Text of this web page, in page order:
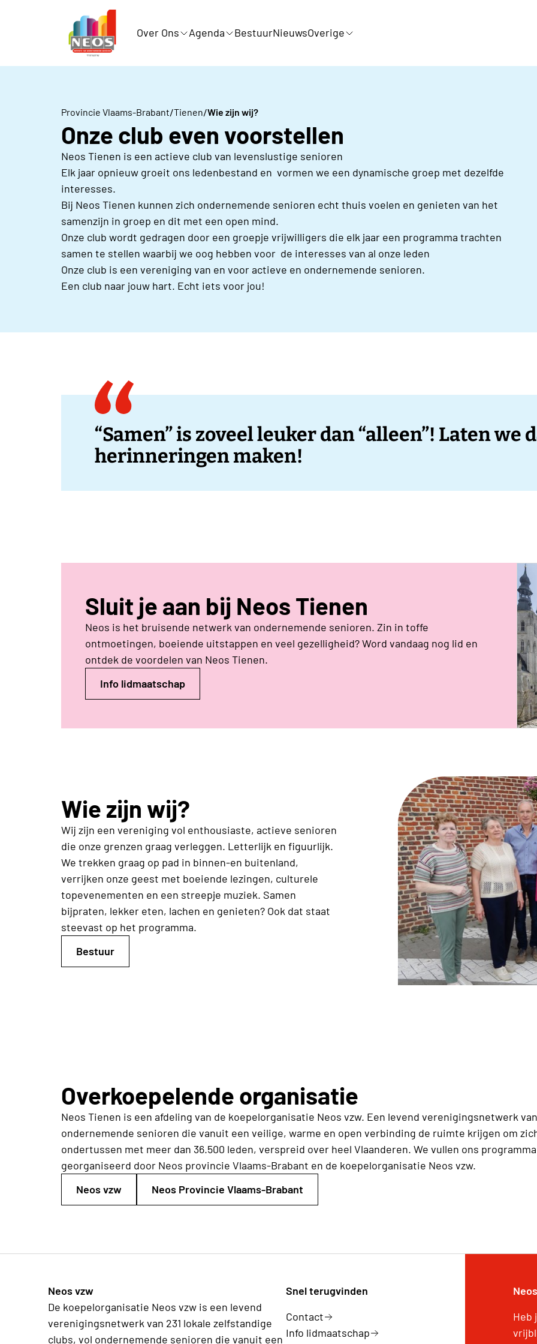
Over Ons Agenda BestuurNieuwsOverige
Provincie Vlaams-Brabant/Tienen/Wie zijn wij?
Onze club even voorstellen
Neos Tienen is een actieve club van levenslustige senioren
Elk jaar opnieuw groeit ons ledenbestand en vormen we een dynamische groep met dezelfde
interesses.
Bij Neos Tienen kunnen zich ondernemende senioren echt thuis voelen en genieten van het
samenzijn in groep en dit met een open mind.
Onze club wordt gedragen door een groepje vrijwilligers die elk jaar een programma trachten
samen te stellen waarbij we oog hebben voor de interesses van al onze leden
Onze club is een vereniging van en voor actieve en ondernemende senioren.
Een club naar jouw hart. Echt iets voor jou!
“Samen” is zoveel leuker dan “alleen”! Laten we
herinneringen maken!
Sluit je aan bij Neos Tienen
Neos is het bruisende netwerk van ondernemende senioren. Zin in toffe
ontmoetingen, boeiende uitstappen en veel gezelligheid? Word vandaag nog lid en
ontdek de voordelen van Neos Tienen.
Info lidmaatschap
Wie zijn wij?
Wij zijn een vereniging vol enthousiaste, actieve senioren
die onze grenzen graag verleggen. Letterlijk en figuurlijk.
We trekken graag op pad in binnen-en buitenland,
verrijken onze geest met boeiende lezingen, culturele
topevenementen en een streepje muziek. Samen
bijpraten, lekker eten, lachen en genieten? Ook dat staat
steevast op het programma.
Bestuur
Overkoepelende organisatie
Neos Tienen is een afdeling van de koepelorganisatie Neos vzw. Een levend verenigingsnetwerk
ondernemende senioren die vanuit een veilige, warme en open verbinding de ruimte krijgen om
ondertussen met meer dan 36.500 leden, verspreid over heel Vlaanderen. We vullen ons
georganiseerd door Neos provincie Vlaams-Brabant en de koepelorganisatie Neos vzw.
Neos vzw
Neos Provincie Vlaams-Brabant
Neos vzw
De koepelorganisatie Neos vzw is een levend
verenigingsnetwerk van 231 lokale zelfstandige
clubs, vol ondernemende senioren die vanuit een
Snel terugvinden
Contact
Info lidmaatschap
Heb